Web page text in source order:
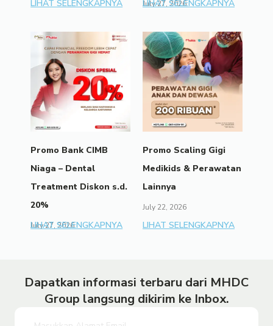
LIHAT SELENGKAPNYA July 27, 2026
LIHAT SELENGKAPNYA
Promo Bank CIMB
Niaga – Dental
Treatment Diskon s.d.
20%
July 27, 2026
LIHAT SELENGKAPNYA
Promo Scaling Gigi
Medikids & Perawatan
Lainnya
July 22, 2026
LIHAT SELENGKAPNYA
Dapatkan informasi terbaru dari MHDC
Group langsung dikirim ke Inbox.